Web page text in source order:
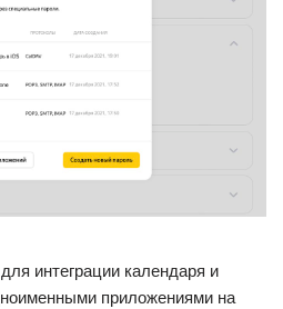
интеграции календаря и
приложениями на